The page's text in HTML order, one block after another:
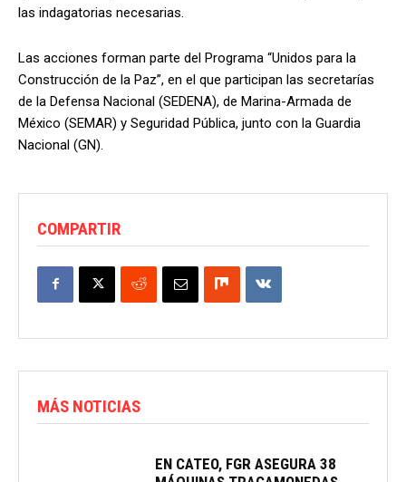
las indagatorias necesarias.
Las acciones forman parte del Programa “Unidos para la
Construcción de la Paz”, en el que participan las secretarías
de la Defensa Nacional (SEDENA), de Marina-Armada de
México (SEMAR) y Seguridad Pública, junto con la Guardia
Nacional (GN).
COMPARTIR
MÁS NOTICIAS
EN CATEO, FGR ASEGURA 38